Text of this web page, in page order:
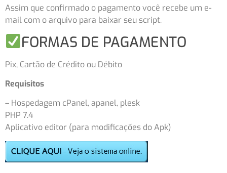
Assim que confirmado o pagamento você recebe um e-
mail com o arquivo para baixar seu script.
FORMAS DE PAGAMENTO
Pix, Cartão de Crédito ou Débito
Requisitos
– Hospedagem cPanel, apanel, plesk
PHP 7.4
Aplicativo editor (para modificações do Apk)